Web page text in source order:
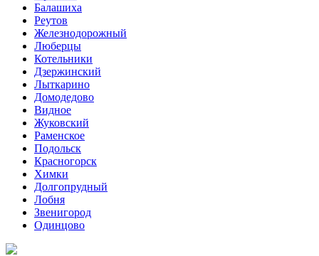
Балашиха
Реутов
Железнодорожный
Люберцы
Котельники
Дзержинский
Лыткарино
Домодедово
Видное
Жуковский
Раменское
Подольск
Красногорск
Химки
Долгопрудный
Лобня
Звенигород
Одинцово